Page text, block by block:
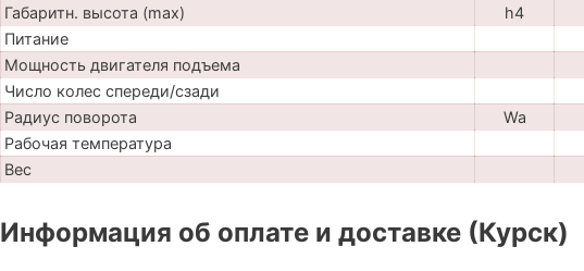
Габаритн. высота (max)
h4
Питание
Мощность двигателя подъема
Число колес спереди/сзади
Радиус поворота
Wa
Рабочая температура
Вес
Информация об оплате и доставке (Курск)